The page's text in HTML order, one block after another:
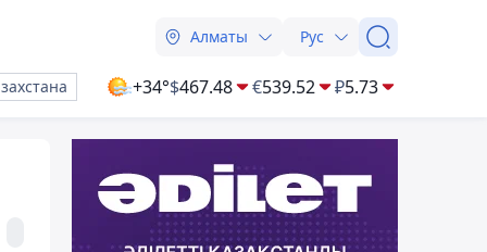
Алматы Рус
+34°$467.48 €539.52 ₽5.73